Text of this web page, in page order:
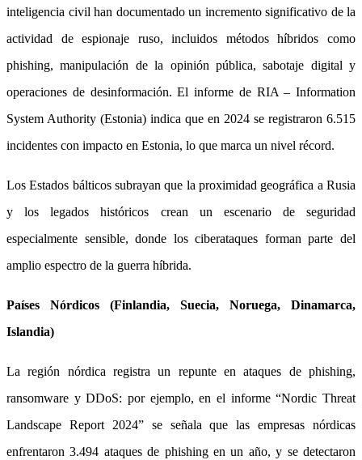
inteligencia civil han documentado un incremento significativo de la
actividad de espionaje ruso, incluidos métodos híbridos como
phishing, manipulación de la opinión pública, sabotaje digital y
operaciones de desinformación. El informe de RIA – Information
System Authority (Estonia) indica que en 2024 se registraron 6.515
incidentes con impacto en Estonia, lo que marca un nivel récord.
Los Estados bálticos subrayan que la proximidad geográfica a Rusia
y los legados históricos crean un escenario de seguridad
especialmente sensible, donde los ciberataques forman parte del
amplio espectro de la guerra híbrida.
Países Nórdicos (Finlandia, Suecia, Noruega, Dinamarca,
Islandia)
La región nórdica registra un repunte en ataques de phishing,
ransomware y DDoS: por ejemplo, en el informe “Nordic Threat
Landscape Report 2024” se señala que las empresas nórdicas
enfrentaron 3.494 ataques de phishing en un año, y se detectaron